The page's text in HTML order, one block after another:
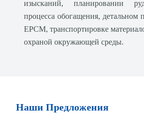
изысканий, планировании
процесса обогащения, детальном
EPCM, транспортировке
охраной окружающей среды.
Наши Предложения